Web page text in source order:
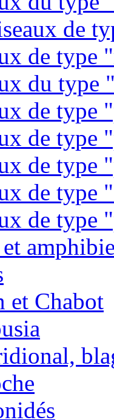
de
de type
du type
de type
de type
de type
de type
de type
et Chabot